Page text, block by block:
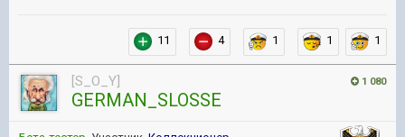
11 4 1 1 1
1 080
[S_O_Y]
GERMAN_SLOSSE